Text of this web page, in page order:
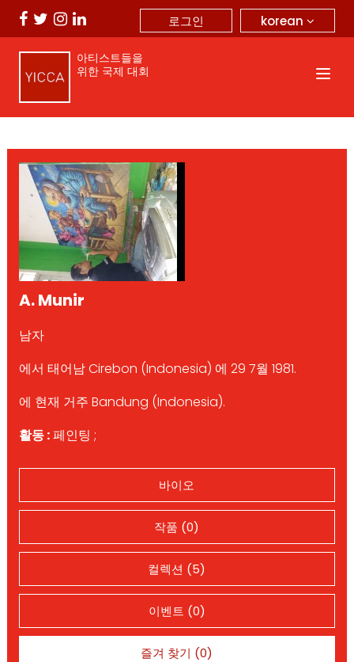
korean
로그인
아티스트들을
위한 국제 대회
A. Munir
남자
에서 태어남 Cirebon (Indonesia) 에 29 7월 1981.
에 현재 거주 Bandung (Indonesia).
활동 :페인팅 ;
바이오
작품 (0)
컬렉션 (5)
이벤트 (0)
즐겨 찾기 (0)